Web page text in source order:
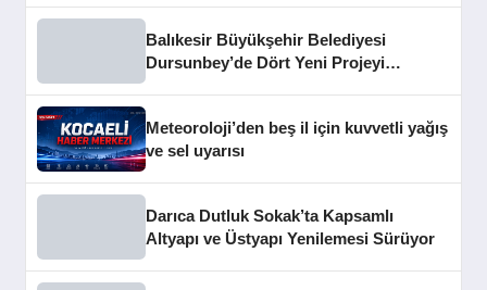
Balıkesir Büyükşehir Belediyesi
Dursunbey’de Dört Yeni Projeyi
Meteoroloji’den beş il için kuvvetli yağış
ve sel uyarısı
Darıca Dutluk Sokak’ta Kapsamlı
Altyapı ve Üstyapı Yenilemesi Sürüyor